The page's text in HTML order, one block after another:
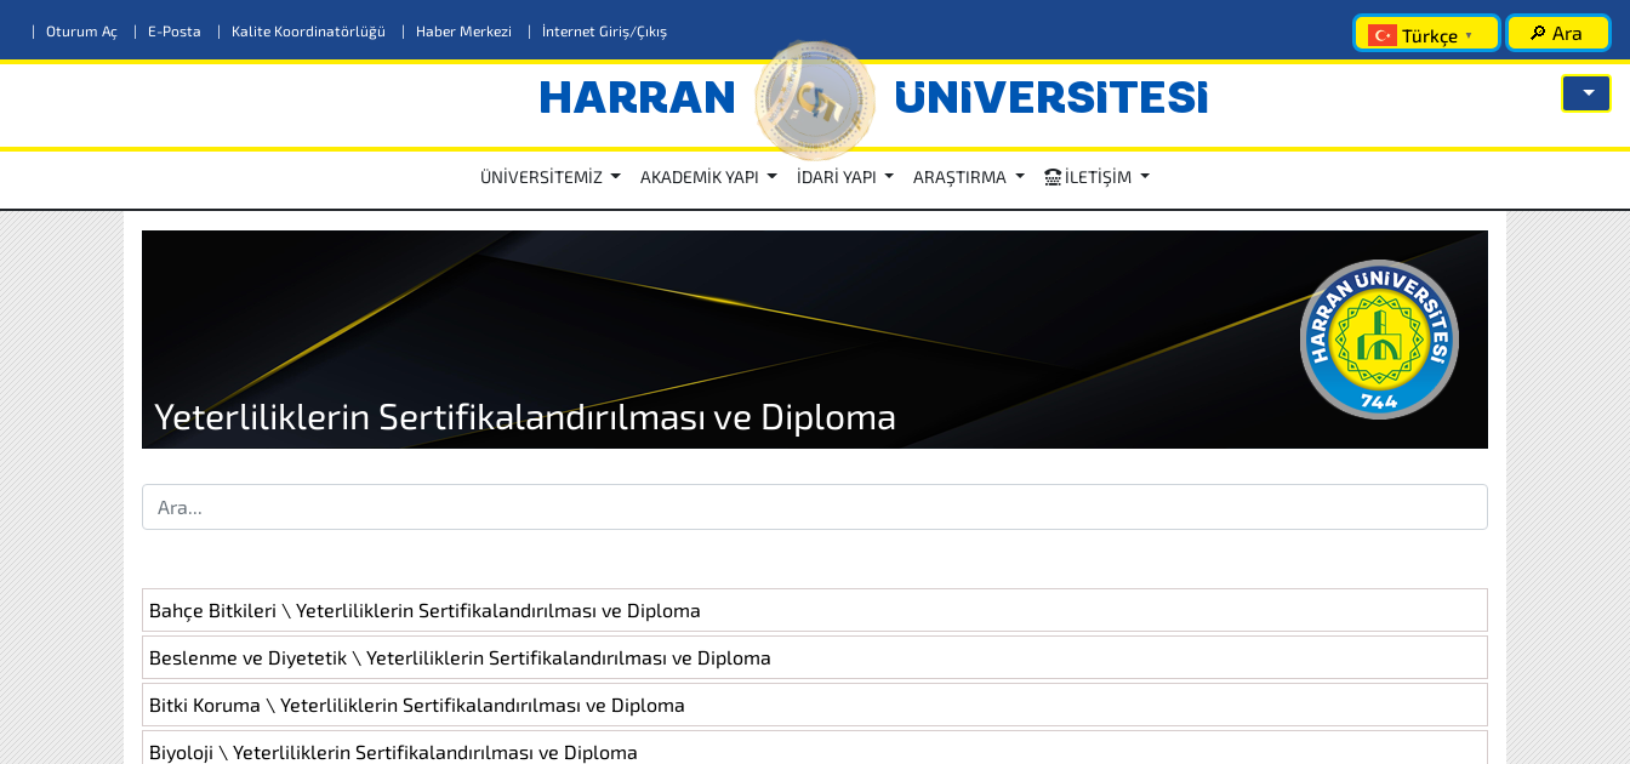
| Oturum Aç | E-Posta | Kalite Koordinatörlüğü | Haber Merkezi | İnternet Giriş/Çıkış 🔎 Ara
Türkçe ▼
HARRAN ÜNİVERSİTESİ
ÜNİVERSİTEMİZ AKADEMİK YAPI İDARİ YAPI ARAŞTIRMA İLETİŞİM
Yeterliliklerin Sertifikalandırılması ve Diploma
Bahçe Bitkileri \ Yeterliliklerin Sertifikalandırılması ve Diploma
Beslenme ve Diyetetik \ Yeterliliklerin Sertifikalandırılması ve Diploma
Bitki Koruma \ Yeterliliklerin Sertifikalandırılması ve Diploma
Biyoloji \ Yeterliliklerin Sertifikalandırılması ve Diploma